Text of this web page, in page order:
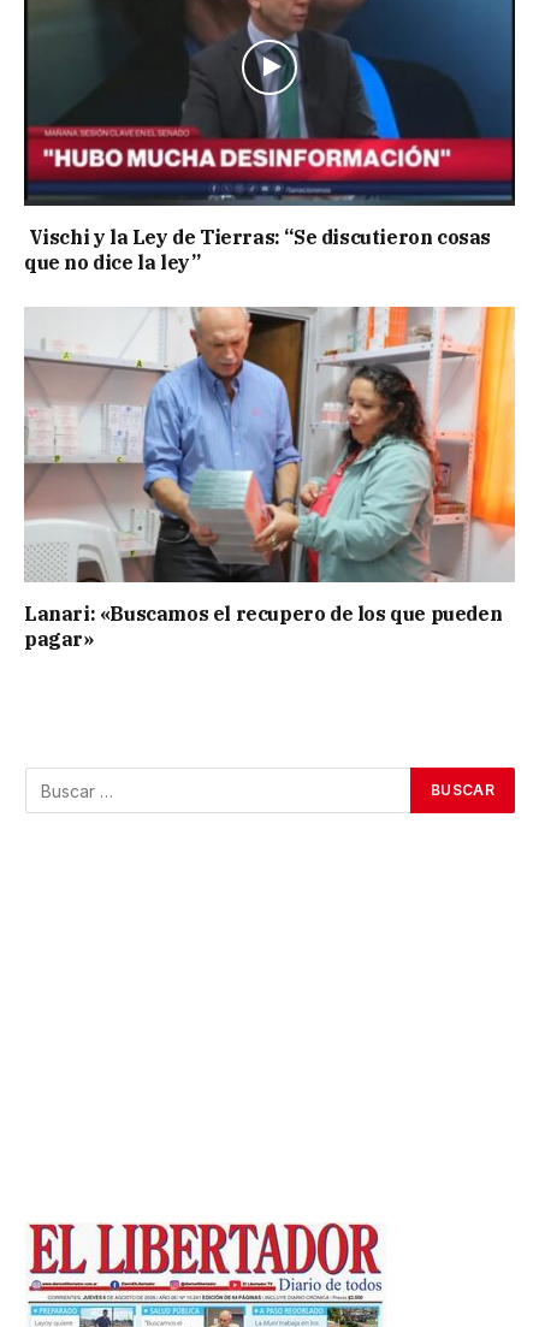
Vischi y la Ley de Tierras: “Se discutieron cosas
que no dice la ley”
Lanari: «Buscamos el recupero de los que pueden
pagar»